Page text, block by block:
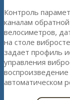
Контроль
каналам
велосиметров,
на столе
задает профиль
управления
автоматическом